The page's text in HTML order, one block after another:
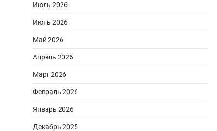
Июль 2026
Июнь 2026
Май 2026
Апрель 2026
Март 2026
Февраль 2026
Январь 2026
Декабрь 2025